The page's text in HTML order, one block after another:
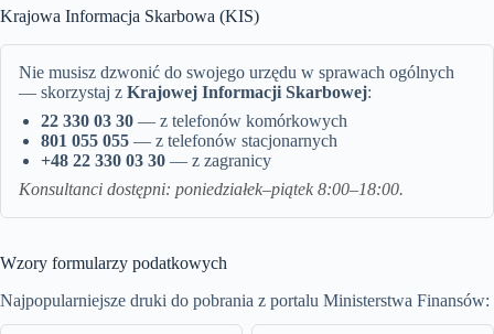
Krajowa Informacja Skarbowa (KIS)
Nie musisz dzwonić do swojego urzędu w sprawach ogólnych
— skorzystaj z Krajowej Informacji Skarbowej:
22 330 03 30 — z telefonów komórkowych
801 055 055 — z telefonów stacjonarnych
+48 22 330 03 30 — z zagranicy
Konsultanci dostępni: poniedziałek–piątek 8:00–18:00.
Wzory formularzy podatkowych
Najpopularniejsze druki do pobrania z portalu Ministerstwa Finansów: